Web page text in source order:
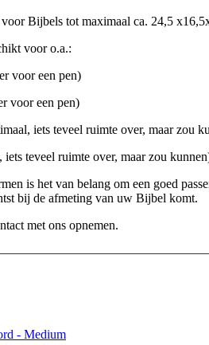
Bijbels tot maximaal ca. 24,5
voor o.a.:
voor een pen)
voor een pen)
iets teveel ruimte over, maar zou
teveel ruimte over, maar zou
is het van belang om een goed
bij de afmeting van uw Bijbel komt.
met ons opnemen.